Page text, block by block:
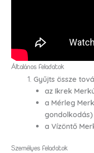
Általános feladatok
Gyűjts össze
az Ikrek
a Mérleg
gondolkodás)
a Vízöntő
Személyes feladatok